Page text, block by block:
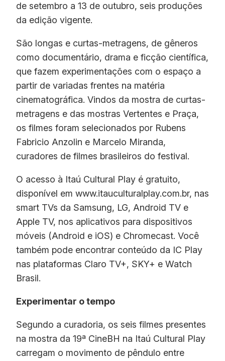
de setembro a 13 de outubro, seis produções
da edição vigente.
São longas e curtas-metragens, de gêneros
como documentário, drama e ficção científica,
que fazem experimentações com o espaço a
partir de variadas frentes na matéria
cinematográfica. Vindos da mostra de curtas-
metragens e das mostras Vertentes e Praça,
os filmes foram selecionados por Rubens
Fabricio Anzolin e Marcelo Miranda,
curadores de filmes brasileiros do festival.
O acesso à Itaú Cultural Play é gratuito,
disponível em www.itauculturalplay.com.br, nas
smart TVs da Samsung, LG, Android TV e
Apple TV, nos aplicativos para dispositivos
móveis (Android e iOS) e Chromecast. Você
também pode encontrar conteúdo da IC Play
nas plataformas Claro TV+, SKY+ e Watch
Brasil.
Experimentar o tempo
Segundo a curadoria, os seis filmes presentes
na mostra da 19ª CineBH na Itaú Cultural Play
carregam o movimento de pêndulo entre